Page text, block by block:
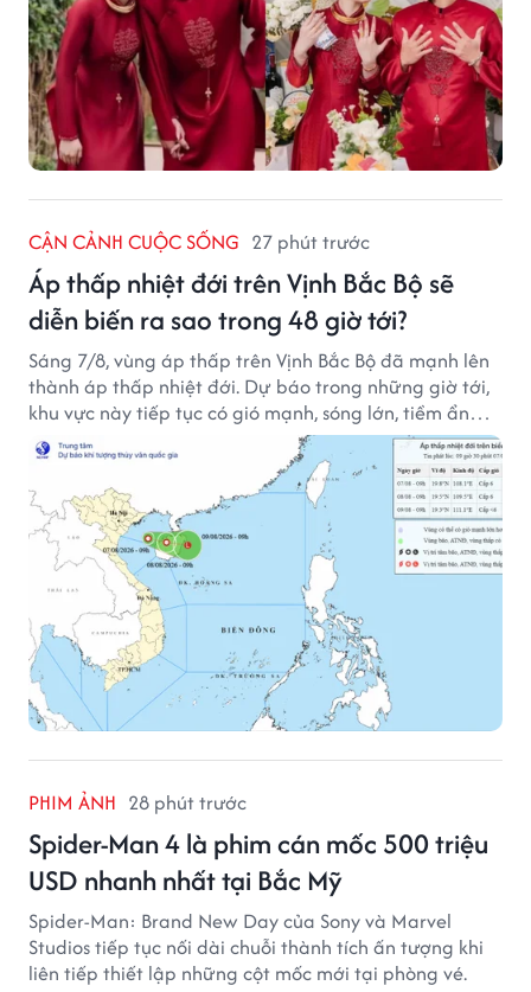
CẬN CẢNH CUỘC SỐNG 27 phút trước
Áp thấp nhiệt đới trên Vịnh Bắc Bộ sẽ
diễn biến ra sao trong 48 giờ tới?
Sáng 7/8, vùng áp thấp trên Vịnh Bắc Bộ đã mạnh lên
thành áp thấp nhiệt đới. Dự báo trong những giờ tới,
khu vực này tiếp tục có gió mạnh, sóng lớn, tiềm ẩn
nhiều nguy cơ đối với hoạt động của tàu thuyền trên
biển.
PHIM ẢNH 28 phút trước
Spider-Man 4 là phim cán mốc 500 triệu
USD nhanh nhất tại Bắc Mỹ
Spider-Man: Brand New Day của Sony và Marvel
Studios tiếp tục nối dài chuỗi thành tích ấn tượng khi
liên tiếp thiết lập những cột mốc mới tại phòng vé.